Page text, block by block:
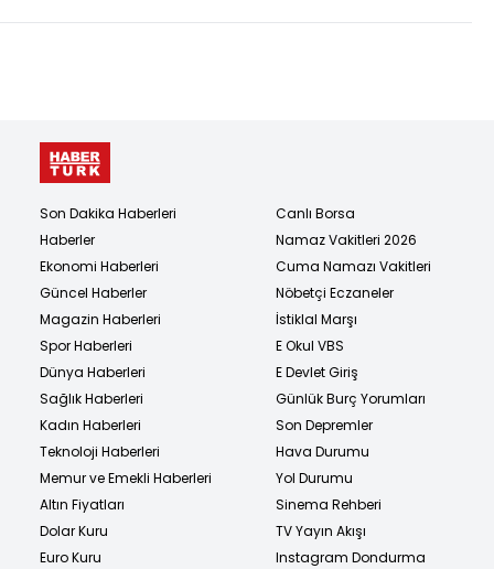
Son Dakika Haberleri
Haberler
Ekonomi Haberleri
Güncel Haberler
Magazin Haberleri
Spor Haberleri
Dünya Haberleri
Sağlık Haberleri
Kadın Haberleri
Teknoloji Haberleri
Memur ve Emekli Haberleri
Altın Fiyatları
Dolar Kuru
Euro Kuru
Canlı Borsa
Namaz Vakitleri 2026
Cuma Namazı Vakitleri
Nöbetçi Eczaneler
İstiklal Marşı
E Okul VBS
E Devlet Giriş
Günlük Burç Yorumları
Son Depremler
Hava Durumu
Yol Durumu
Sinema Rehberi
TV Yayın Akışı
Instagram Dondurma